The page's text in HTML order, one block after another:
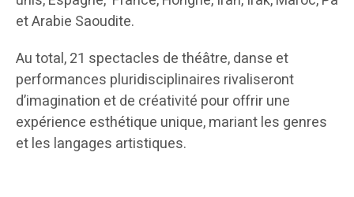
et Arabie Saoudite.
Au total, 21 spectacles de théâtre, danse et
performances pluridisciplinaires rivaliseront
d’imagination et de créativité pour offrir une
expérience esthétique unique, mariant les genres
et les langages artistiques.